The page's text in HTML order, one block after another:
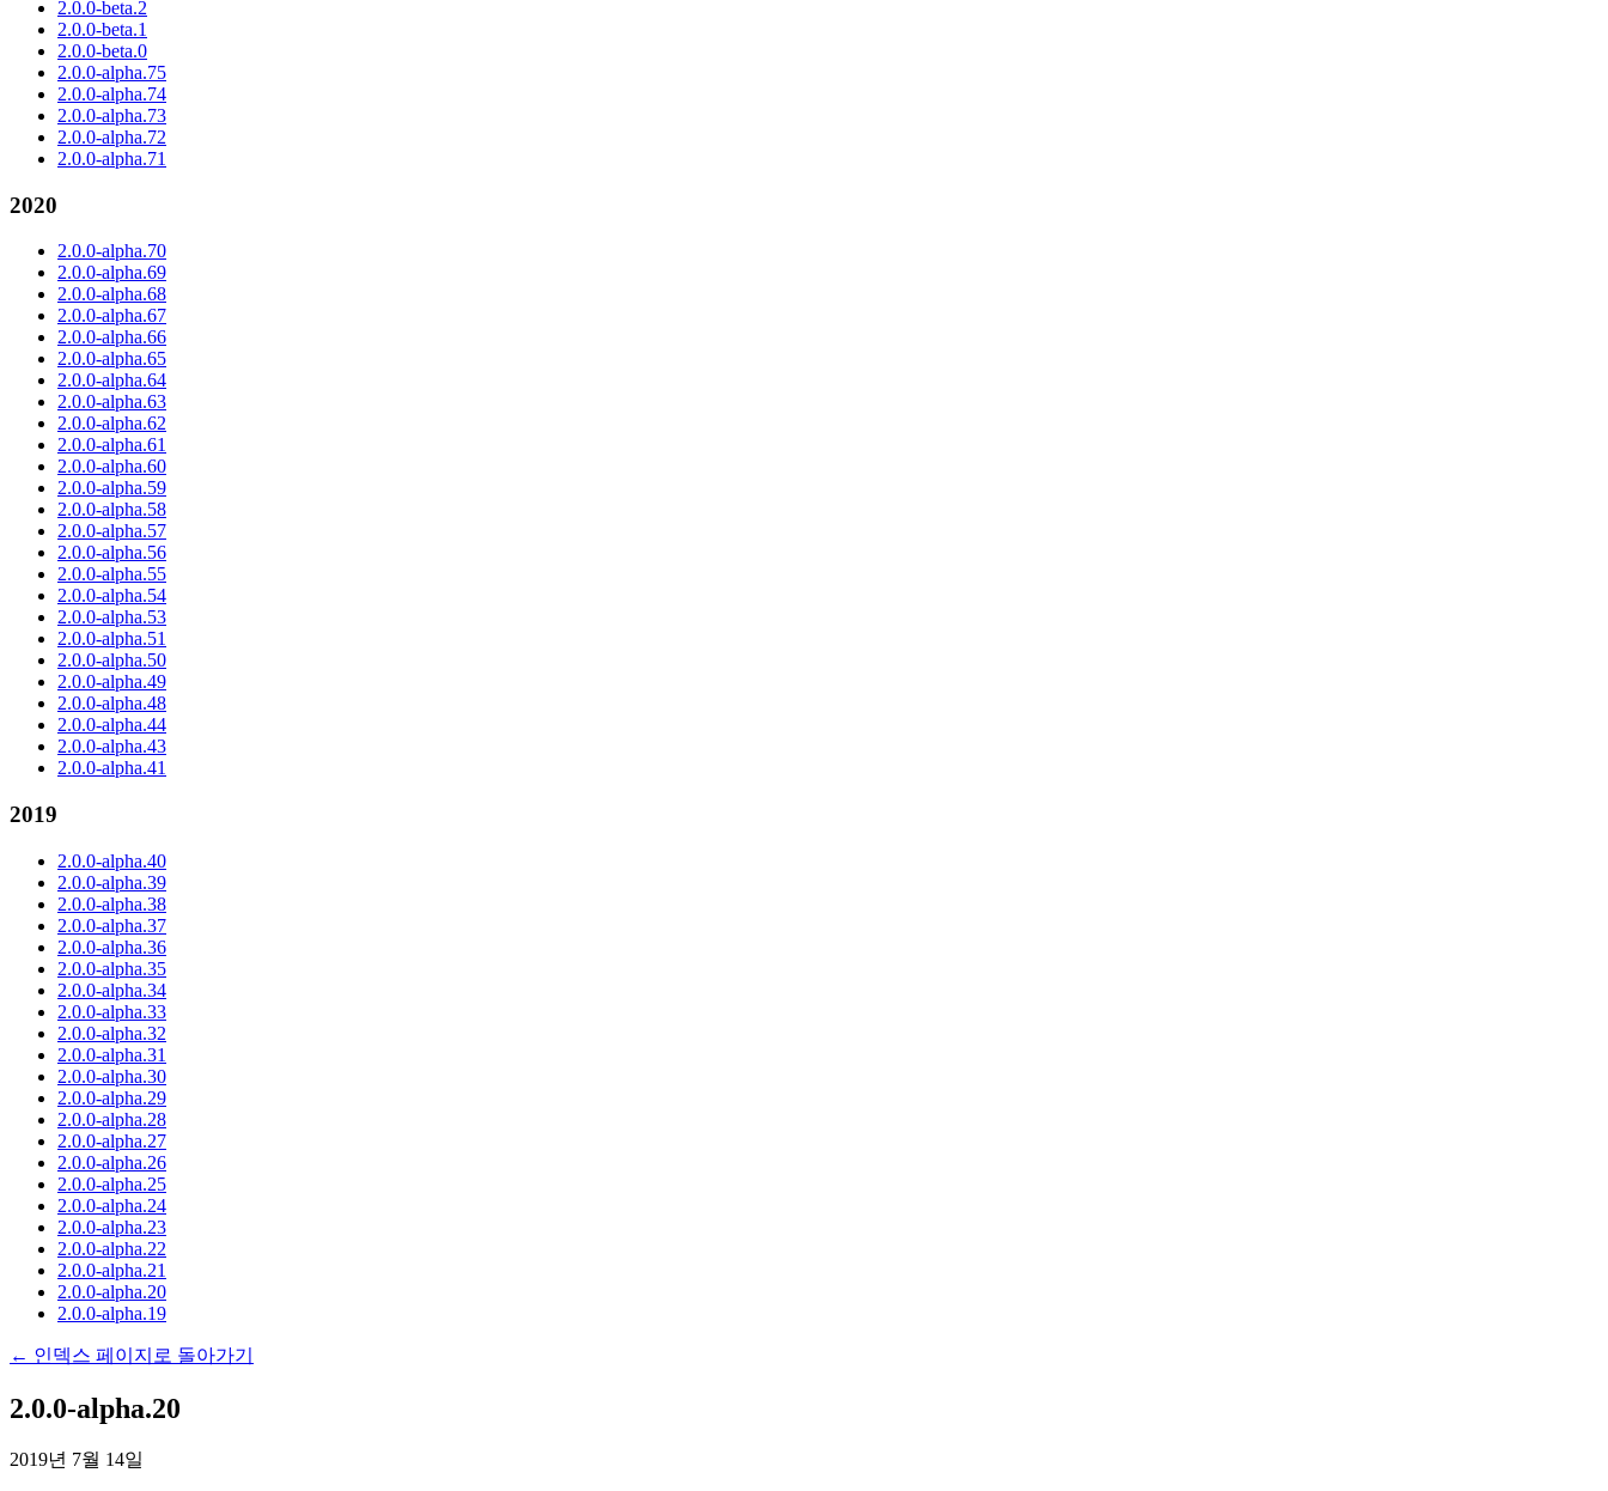
2.0.0-beta.2
2.0.0-beta.1
2.0.0-beta.0
2.0.0-alpha.75
2.0.0-alpha.74
2.0.0-alpha.73
2.0.0-alpha.72
2.0.0-alpha.71
2020
2.0.0-alpha.70
2.0.0-alpha.69
2.0.0-alpha.68
2.0.0-alpha.67
2.0.0-alpha.66
2.0.0-alpha.65
2.0.0-alpha.64
2.0.0-alpha.63
2.0.0-alpha.62
2.0.0-alpha.61
2.0.0-alpha.60
2.0.0-alpha.59
2.0.0-alpha.58
2.0.0-alpha.57
2.0.0-alpha.56
2.0.0-alpha.55
2.0.0-alpha.54
2.0.0-alpha.53
2.0.0-alpha.51
2.0.0-alpha.50
2.0.0-alpha.49
2.0.0-alpha.48
2.0.0-alpha.44
2.0.0-alpha.43
2.0.0-alpha.41
2019
2.0.0-alpha.40
2.0.0-alpha.39
2.0.0-alpha.38
2.0.0-alpha.37
2.0.0-alpha.36
2.0.0-alpha.35
2.0.0-alpha.34
2.0.0-alpha.33
2.0.0-alpha.32
2.0.0-alpha.31
2.0.0-alpha.30
2.0.0-alpha.29
2.0.0-alpha.28
2.0.0-alpha.27
2.0.0-alpha.26
2.0.0-alpha.25
2.0.0-alpha.24
2.0.0-alpha.23
2.0.0-alpha.22
2.0.0-alpha.21
2.0.0-alpha.20
2.0.0-alpha.19
← 인덱스 페이지로 돌아가기
2.0.0-alpha.20
2019년 7월 14일